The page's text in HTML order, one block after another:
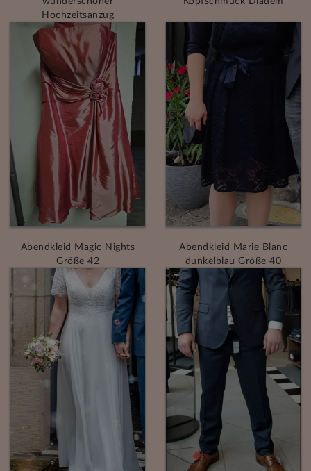
Hochzeitsanzug
Abendkleid Magic Nights
Größe 42
Abendkleid Marie Blanc
dunkelblau Größe 40